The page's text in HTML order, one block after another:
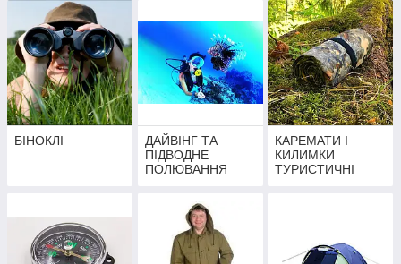
БІНОКЛІ
ДАЙВІНГ ТА
ПІДВОДНЕ
ПОЛЮВАННЯ
КАРЕМАТИ І
КИЛИМКИ
ТУРИСТИЧНІ